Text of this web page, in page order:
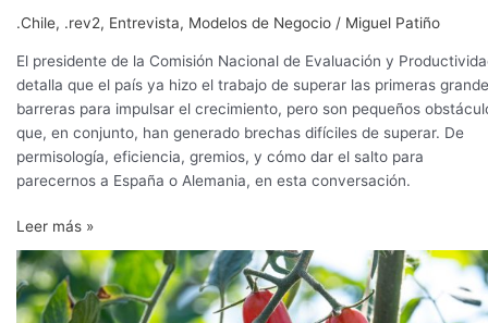
.Chile, .rev2, Entrevista, Modelos de Negocio / Miguel Patiño
El presidente de la Comisión Nacional de Evaluación y
detalla que el país ya hizo el trabajo de superar las primeras
barreras para impulsar el crecimiento, pero son pequeños
que, en conjunto, han generado brechas difíciles de superar. De
permisología, eficiencia, gremios, y cómo dar el salto para
parecernos a España o Alemania, en esta conversación.
Leer más »
Tomate
industrial,
las